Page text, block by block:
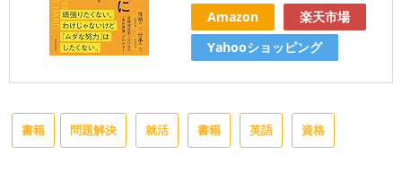
Amazon
楽天市場
Yahooショッピング
書籍 問題解決 就活 書籍 英語 資格